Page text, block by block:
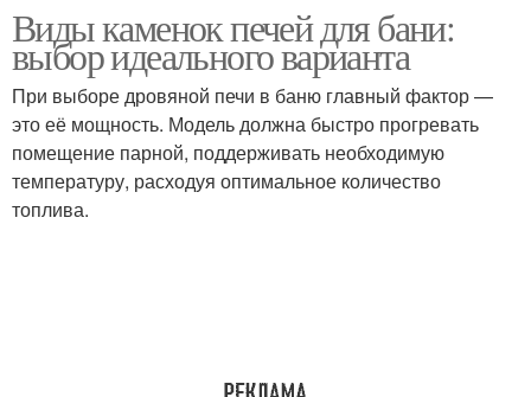
Каменные каменки Каменка для бани
Банная печь
Печь с закрытой
каменкой
Виды каменок печей для бани:
выбор идеального варианта
При выборе дровяной печи в баню главный фактор —
это её мощность. Модель должна быстро прогревать
помещение парной, поддерживать необходимую
температуру, расходуя оптимальное количество
топлива.